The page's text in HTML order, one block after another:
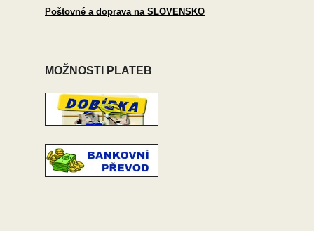
Poštovné a doprava na SLOVENSKO
MOŽNOSTI PLATEB